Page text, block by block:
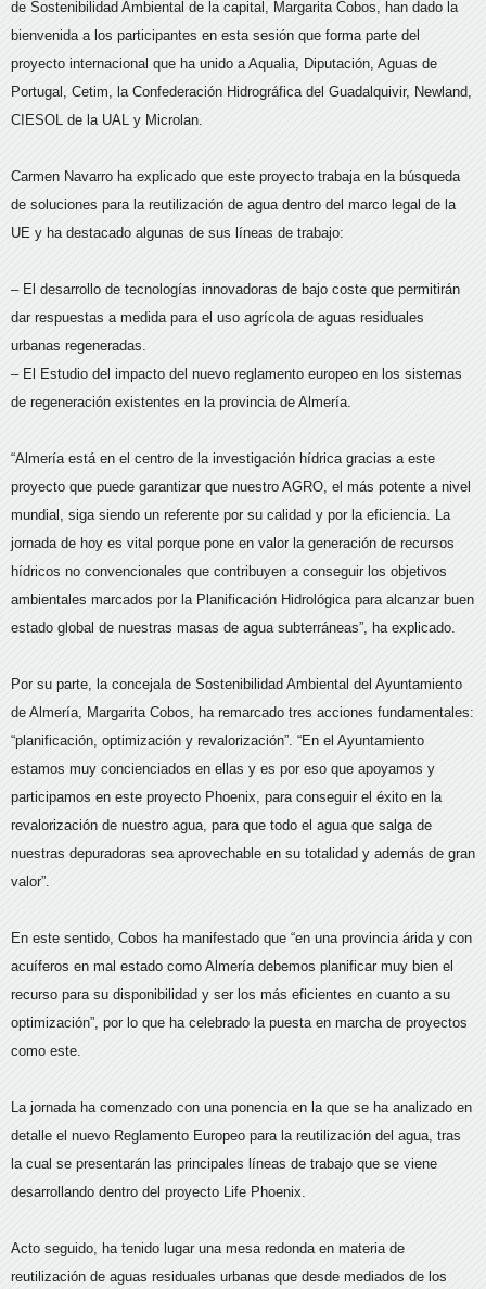
de Sostenibilidad Ambiental de la capital, Margarita Cobos, han dado la
bienvenida a los participantes en esta sesión que forma parte del
proyecto internacional que ha unido a Aqualia, Diputación, Aguas de
Portugal, Cetim, la Confederación Hidrográfica del Guadalquivir, Newland,
CIESOL de la UAL y Microlan.
Carmen Navarro ha explicado que este proyecto trabaja en la búsqueda
de soluciones para la reutilización de agua dentro del marco legal de la
UE y ha destacado algunas de sus líneas de trabajo:
– El desarrollo de tecnologías innovadoras de bajo coste que permitirán
dar respuestas a medida para el uso agrícola de aguas residuales
urbanas regeneradas.
– El Estudio del impacto del nuevo reglamento europeo en los sistemas
de regeneración existentes en la provincia de Almería.
“Almería está en el centro de la investigación hídrica gracias a este
proyecto que puede garantizar que nuestro AGRO, el más potente a nivel
mundial, siga siendo un referente por su calidad y por la eficiencia. La
jornada de hoy es vital porque pone en valor la generación de recursos
hídricos no convencionales que contribuyen a conseguir los objetivos
ambientales marcados por la Planificación Hidrológica para alcanzar buen
estado global de nuestras masas de agua subterráneas”, ha explicado.
Por su parte, la concejala de Sostenibilidad Ambiental del Ayuntamiento
de Almería, Margarita Cobos, ha remarcado tres acciones fundamentales:
“planificación, optimización y revalorización”. “En el Ayuntamiento
estamos muy concienciados en ellas y es por eso que apoyamos y
participamos en este proyecto Phoenix, para conseguir el éxito en la
revalorización de nuestro agua, para que todo el agua que salga de
nuestras depuradoras sea aprovechable en su totalidad y además de gran
valor”.
En este sentido, Cobos ha manifestado que “en una provincia árida y con
acuíferos en mal estado como Almería debemos planificar muy bien el
recurso para su disponibilidad y ser los más eficientes en cuanto a su
optimización”, por lo que ha celebrado la puesta en marcha de proyectos
como este.
La jornada ha comenzado con una ponencia en la que se ha analizado en
detalle el nuevo Reglamento Europeo para la reutilización del agua, tras
la cual se presentarán las principales líneas de trabajo que se viene
desarrollando dentro del proyecto Life Phoenix.
Acto seguido, ha tenido lugar una mesa redonda en materia de
reutilización de aguas residuales urbanas que desde mediados de los